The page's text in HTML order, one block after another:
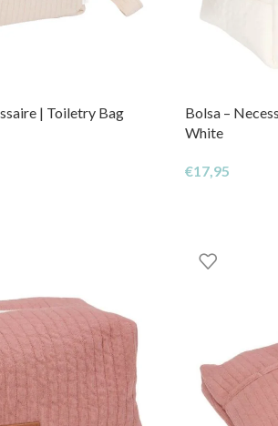
| Toiletry Bag
Bolsa –
White
€17,95